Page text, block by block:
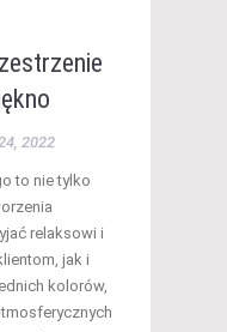
2022
to nie tylko
relaksowi i
jak i
kolorów,